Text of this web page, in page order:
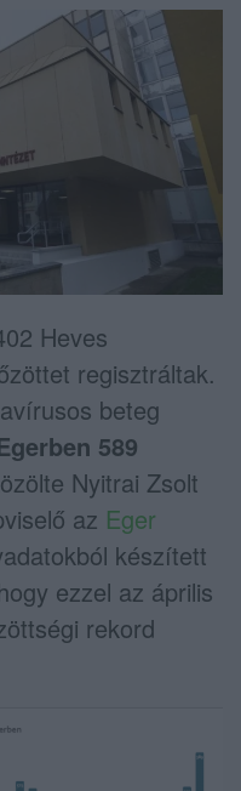
Heves
regisztráltak.
beteg
589
Nyitrai Zsolt
az Eger
készített
ezzel az április
rekord